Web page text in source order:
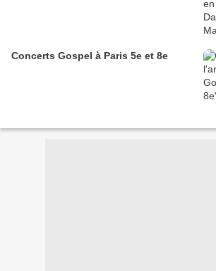
Concerts Gospel à Paris 5e et 8e